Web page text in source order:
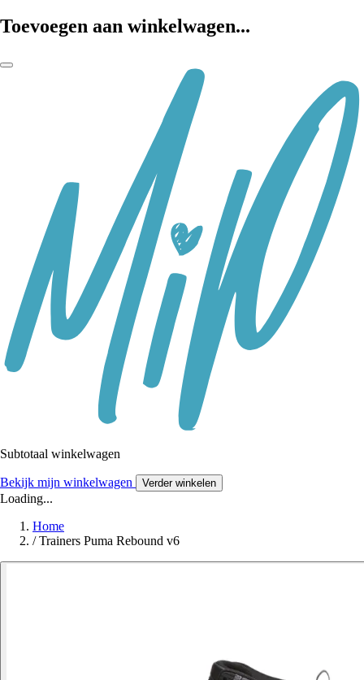
Toevoegen aan winkelwagen...
Subtotaal winkelwagen
Bekijk mijn winkelwagen Verder winkelen
Loading...
Home
/ Trainers Puma Rebound v6